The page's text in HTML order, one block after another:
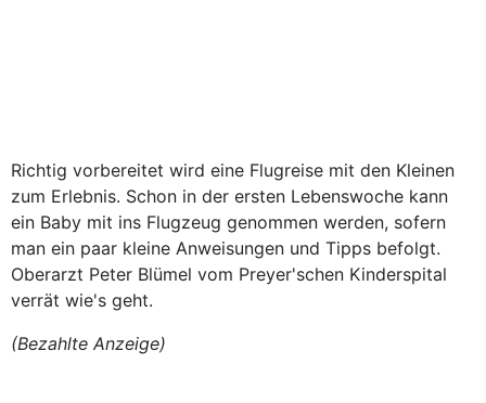
Richtig vorbereitet wird eine Flugreise mit den Kleinen
zum Erlebnis. Schon in der ersten Lebenswoche kann
ein Baby mit ins Flugzeug genommen werden, sofern
man ein paar kleine Anweisungen und Tipps befolgt.
Oberarzt Peter Blümel vom Preyer'schen Kinderspital
verrät wie's geht.
(Bezahlte Anzeige)